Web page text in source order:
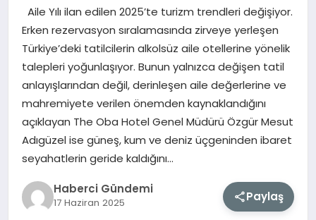
EĞITIM
SAĞLIK
TEKNOLOJI
Aile Yılı ilan edilen 2025’te turizm trendleri değişiyor.
Erken rezervasyon sıralamasında zirveye yerleşen
Türkiye’deki tatilcilerin alkolsüz aile otellerine yönelik
talepleri yoğunlaşıyor. Bunun yalnızca değişen tatil
anlayışlarından değil, derinleşen aile değerlerine ve
mahremiyete verilen önemden kaynaklandığını
açıklayan The Oba Hotel Genel Müdürü Özgür Mesut
Adıgüzel ise güneş, kum ve deniz üçgeninden ibaret
seyahatlerin geride kaldığını…
Haberci Gündemi
17 Haziran 2025 Paylaş